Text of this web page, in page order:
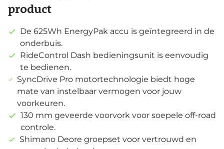
product
De 625Wh EnergyPak accu is geïntegreerd in de
onderbuis.
RideControl Dash bedieningsunit is eenvoudig
te bedienen.
SyncDrive Pro motortechnologie biedt hoge
mate van instelbaar vermogen voor jouw
voorkeuren.
130 mm geveerde voorvork voor soepele off-road
controle.
Shimano Deore groepset voor vertrouwd en